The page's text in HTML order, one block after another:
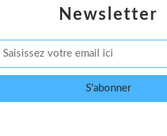
Newsletter